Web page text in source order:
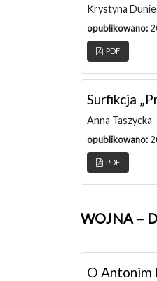
Krystyna
opublikowano:
PDF
Surfikcja
Anna Taszycka
opublikowano:
PDF
WOJNA –
O Antonim